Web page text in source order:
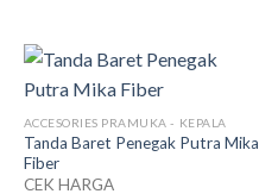
ACCESORIES PRAMUKA - KEPALA
Tanda Baret Penegak Putra Mika
Fiber
CEK HARGA